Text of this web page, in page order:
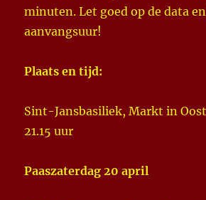
minuten. Let goed op de data
aanvangsuur!
Plaats en tijd:
Sint-Jansbasiliek, Markt in
21.15 uur
Paaszaterdag 20 april